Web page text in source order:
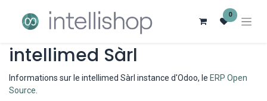
0
intellimed Sàrl
Informations sur le intellimed Sàrl instance d'Odoo, le ERP Open
Source